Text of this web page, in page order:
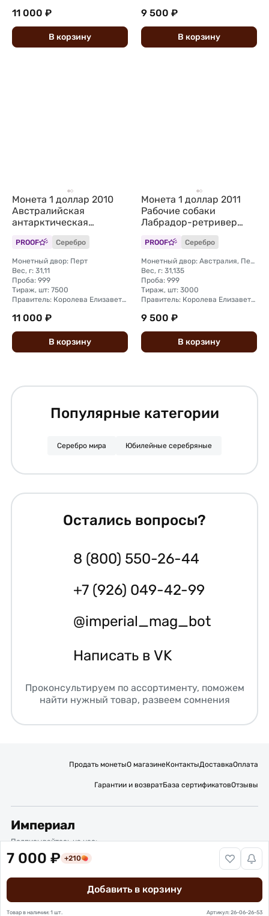
7 000 ₽ +210
Добавить в корзину
Товар в наличии: 1 шт. Артикул: 26-06-26-53
11 000 ₽
В корзину
9 500 ₽
В корзину
Монета 1 доллар 2010
Австралийская
антарктическая
территория Хаски
Австралия
PROOF Серебро
Монетный двор: Перт
Вес, г: 31,11
Проба: 999
Тираж, шт: 7500
Правитель: Королева Елизавета II (1966 - 2024)
11 000 ₽
В корзину
Монета 1 доллар 2011
Рабочие собаки
Лабрадор-ретривер
PROOF Серебро
Монетный двор: Австралия, Перт
Вес, г: 31,135
Проба: 999
Тираж, шт: 3000
Правитель: Королева Елизавета II (1976 - 2024)
9 500 ₽
В корзину
Популярные категории
Серебро мира Юбилейные серебряные
Остались вопросы?
8 (800) 550-26-44
+7 (926) 049-42-99
@imperial_mag_bot
Написать в VK
Проконсультируем по ассортименту, поможем
найти нужный товар, развеем сомнения
Продать монетыО магазинеКонтактыДоставкаОплата
Гарантии и возвратБаза сертификатовОтзывы
Империал
Подписывайтесь на нас:
Вакансии
Политика обработки персональных данных
© 2016 – 2026 ИП Титов Александр Михайлович